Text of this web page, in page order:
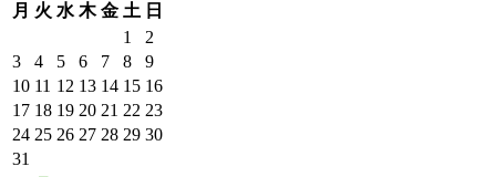
月 火 水 木 金 土 日
1
2
3
4 5 6 7 8
9
10 11 12 13 14 15 16
17 18 19 20 21 22 23
24 25 26 27 28 29 30
31